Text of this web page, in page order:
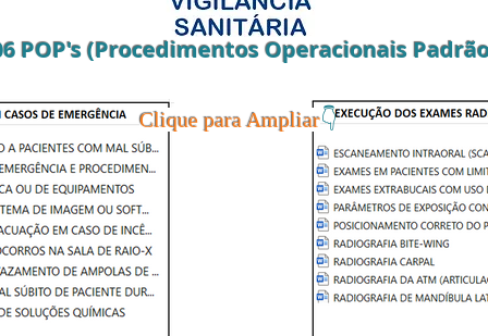
POP's (Procedimentos Operacionais
Clique para Ampliar👇